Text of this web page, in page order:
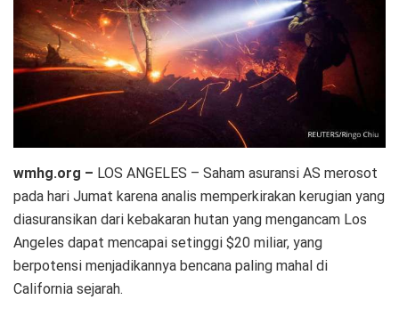
wmhg.org – LOS ANGELES – Saham asuransi AS merosot
pada hari Jumat karena analis memperkirakan kerugian yang
diasuransikan dari kebakaran hutan yang mengancam Los
Angeles dapat mencapai setinggi $20 miliar, yang
berpotensi menjadikannya bencana paling mahal di
California sejarah.